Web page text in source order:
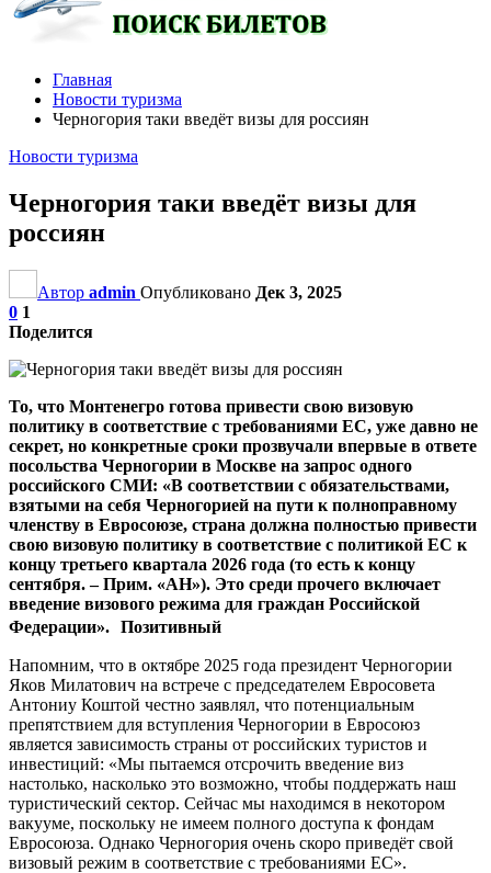
Главная
Новости туризма
Черногория таки введёт визы для россиян
Новости туризма
Черногория таки введёт визы для
россиян
Автор admin Опубликовано Дек 3, 2025
0 1
Поделится
То, что Монтенегро готова привести свою визовую
политику в соответствие с требованиями ЕС, уже давно не
секрет, но конкретные сроки прозвучали впервые в ответе
посольства Черногории в Москве на запрос одного
российского СМИ: «В соответствии с обязательствами,
взятыми на себя Черногорией на пути к полноправному
членству в Евросоюзе, страна должна полностью привести
свою визовую политику в соответствие с политикой ЕС к
концу третьего квартала 2026 года (то есть к концу
сентября. – Прим. «АН»). Это среди прочего включает
введение визового режима для граждан Российской
Федерации». Позитивный
Напомним, что в октябре 2025 года президент Черногории
Яков Милатович на встрече с председателем Евросовета
Антониу Коштой честно заявлял, что потенциальным
препятствием для вступления Черногории в Евросоюз
является зависимость страны от российских туристов и
инвестиций: «Мы пытаемся отсрочить введение виз
настолько, насколько это возможно, чтобы поддержать наш
туристический сектор. Сейчас мы находимся в некотором
вакууме, поскольку не имеем полного доступа к фондам
Евросоюза. Однако Черногория очень скоро приведёт свой
визовый режим в соответствие с требованиями ЕС».